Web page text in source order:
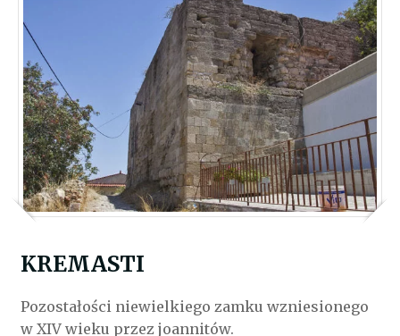
KREMASTI
Pozostałości niewielkiego zamku wzniesionego
w XIV wieku przez joannitów.